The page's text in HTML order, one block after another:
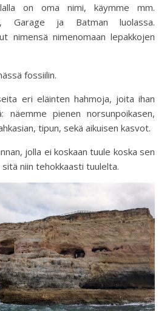
on oma nimi, käymme mm.
Garage ja Batman luolassa.
nimensä nimenomaan lepakkojen
fossiilin.
eri eläinten hahmoja, joita ihan
näemme pienen norsunpoikasen,
tipun, sekä aikuisen kasvot.
jolla ei koskaan tuule koska sen
niin tehokkaasti tuulelta.